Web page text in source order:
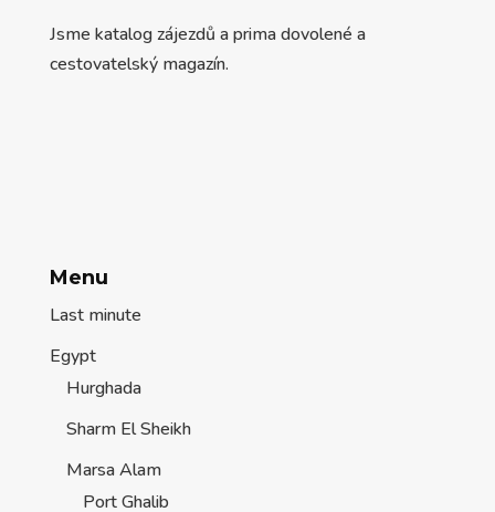
Jsme katalog zájezdů a prima dovolené a
cestovatelský magazín.
Menu
Last minute
Egypt
Hurghada
Sharm El Sheikh
Marsa Alam
Port Ghalib